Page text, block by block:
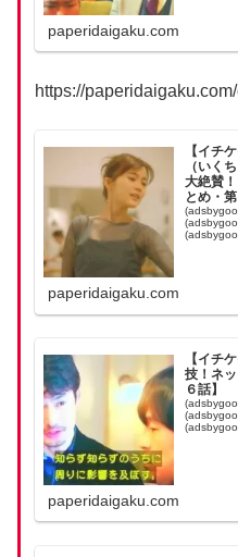
paperidaigaku.com
https://
【イチ
（いく
大絶賛
とめ・第
paperidaigaku.com
【イチ
技！ネ
６話】
paperidaigaku.com